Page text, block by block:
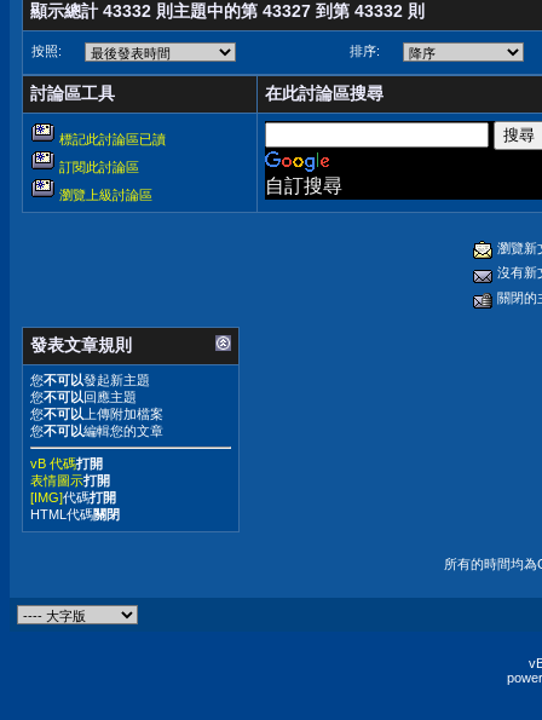
顯示總計 43332 則主題中的第 43327 到第 43332 則
按照: 排序:
討論區工具 在此討論區搜尋
標記此討論區已讀
訂閱此討論區
瀏覽上級討論區
自訂搜尋
瀏覽新
沒有新
關閉的
發表文章規則
您不可以發起新主題
您不可以回應主題
您不可以 上傳附加檔案
您不可以編輯您的文章
vB 代碼打開
表情圖示打開
[IMG]代碼打開
HTML代碼關閉
所有的時間均為